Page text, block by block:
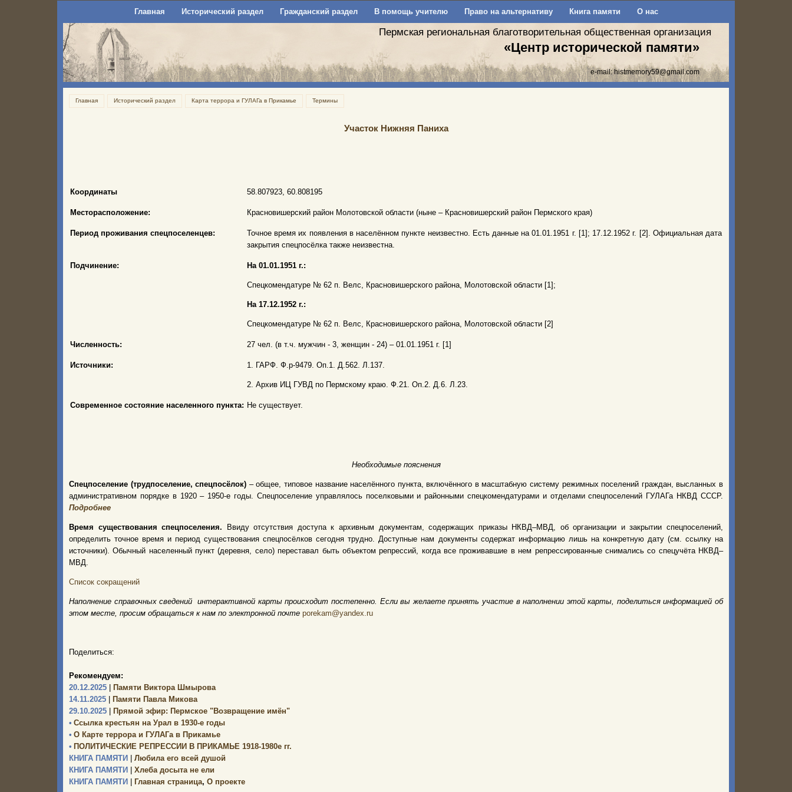
Главная Исторический раздел Гражданский раздел В помощь учителю Право на альтернативу Книга памяти О нас
Пермская региональная благотворительная общественная организация
«Центр исторической памяти»
e-mail:histmemory59@gmail.com
Главная Исторический раздел Карта террора и ГУЛАГа в Прикамье Термины
Участок Нижняя Паниха
Координаты 58.807923, 60.808195
Месторасположение: Красновишерский район Молотовской области (ныне – Красновишерский район Пермского края)
Период проживания спецпоселенцев:
Точное время их появления в населённом пункте неизвестно. Есть данные на 01.01.1951 г. [1]; 17.12.1952 г. [2]. Официальная дата
закрытия спецпосёлка также неизвестна.
Подчинение: На 01.01.1951 г.:
Спецкомендатуре № 62 п. Велс, Красновишерского района, Молотовской области [1];
На 17.12.1952 г.:
Спецкомендатуре № 62 п. Велс, Красновишерского района, Молотовской области [2]
Численность: 27 чел. (в т.ч. мужчин - 3, женщин - 24) – 01.01.1951 г. [1]
Источники: 1. ГАРФ. Ф.р-9479. Оп.1. Д.562. Л.137.
2. Архив ИЦ ГУВД по Пермскому краю. Ф.21. Оп.2. Д.6. Л.23.
Современное состояние населенного пункта: Не существует.
Необходимые пояснения
Спецпоселение (трудпоселение, спецпосёлок) – общее, типовое название населённого пункта, включённого в масштабную систему режимных поселений граждан, высланных в
административном порядке в 1920 – 1950-е годы. Спецпоселение управлялось поселковыми и районными спецкомендатурами и отделами спецпоселений ГУЛАГа НКВД СССР.
Подробнее
Время существования спецпоселения.
Ввиду отсутствия доступа к архивным документам, содержащих приказы НКВД–МВД, об организации и закрытии спецпоселений,
определить точное время и период существования спецпосёлков сегодня трудно. Доступные нам документы содержат информацию лишь на конкретную дату (см. ссылку на
источники). Обычный населенный пункт (деревня, село) переставал быть объектом репрессий, когда все проживавшие в нем репрессированные снимались со спецучёта НКВД–
МВД.
Список сокращений
Наполнение справочных сведений интерактивной карты происходит постепенно. Если вы желаете принять участие в наполнении этой карты, поделиться информацией об
этом месте, просим обращаться к нам по электронной почте porekam@yandex.ru
Поделиться:
Рекомендуем:
20.12.2025
Памяти Виктора Шмырова
14.11.2025
Памяти Павла Микова
29.10.2025
Прямой эфир: Пермское "Возвращение имён"
• Ссылка крестьян на Урал в 1930-е годы
• О Карте террора и ГУЛАГа в Прикамье
• ПОЛИТИЧЕСКИЕ РЕПРЕССИИ В ПРИКАМЬЕ 1918-1980е гг.
КНИГА ПАМЯТИ
Любила его всей душой
КНИГА ПАМЯТИ
Хлеба досыта не ели
КНИГА ПАМЯТИ
Главная страница, О проекте